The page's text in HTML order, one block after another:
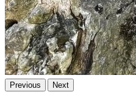
Previous Next